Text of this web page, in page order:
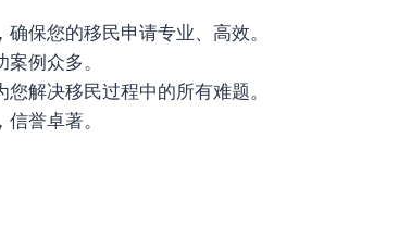
保您的移民申请专业、高效。
例众多。
解决移民过程中的所有难题。
誉卓著。